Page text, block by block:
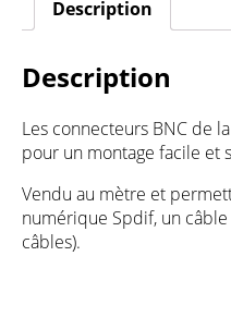
Description
Description
Les connecteurs BNC de
pour un montage facile et
Vendu au mètre et
numérique Spdif, un
câbles).